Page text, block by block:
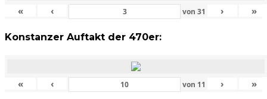
« ‹ von31 › »
Konstanzer Auftakt der 470er:
« ‹ von 11 › »